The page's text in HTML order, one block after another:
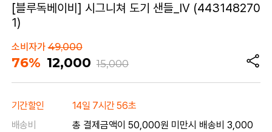
[블루독베이비] 시그니쳐 도기 샌들_IV (443148270
1)
소비자가49,000
76% 12,000 15,000
기간할인
14일 7시간 56초
배송비
총 결제금액이 50,000원 미만시 배송비 3,000